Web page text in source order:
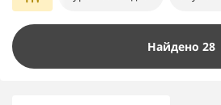
Найдено 28